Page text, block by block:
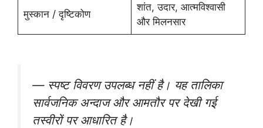
मुस्कान / दृष्टिकोण
शांत, उदार, आत्मविश्वासी
और मिलनसार
— स्पष्ट विवरण उपलब्ध नहीं है। यह तालिका
सार्वजनिक अन्दाज और आमतौर पर देखी गई
तस्वीरों पर आधारित है।